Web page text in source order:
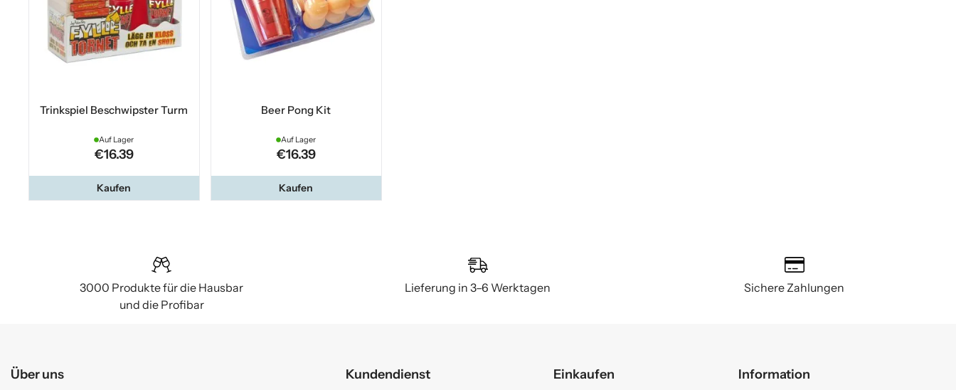
Trinkspiel Beschwipster Turm
Auf Lager
€16.39
Kaufen
Beer Pong Kit
Auf Lager
€16.39
Kaufen
3000 Produkte für die Hausbar
und die Profibar
Lieferung in 3–6 Werktagen Sichere Zahlungen
Über uns Kundendienst Einkaufen Information